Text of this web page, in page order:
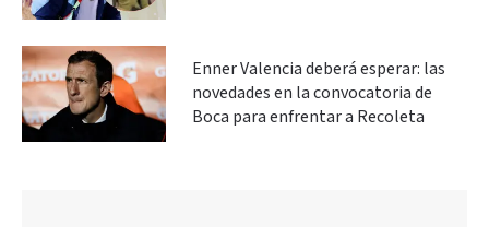
Enner Valencia deberá esperar: las
novedades en la convocatoria de
Boca para enfrentar a Recoleta